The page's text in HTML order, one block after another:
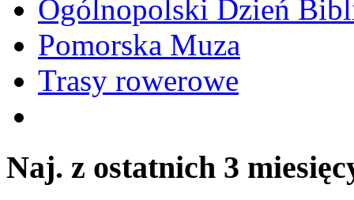
Ogólnopolski Dzień
Pomorska Muza
Trasy rowerowe
Naj. z ostatnich 3